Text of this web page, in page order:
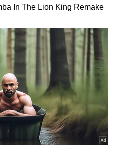
சேவைகளின்
கீழ்க்கண்ட
மாற்றம்
மெமு:
காலை